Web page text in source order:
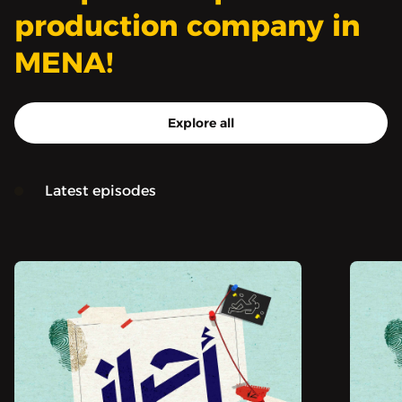
production company in
MENA!
Explore all
Latest episodes